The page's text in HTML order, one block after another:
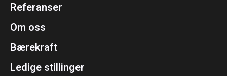
Referanser
Om oss
Bærekraft
Ledige stillinger